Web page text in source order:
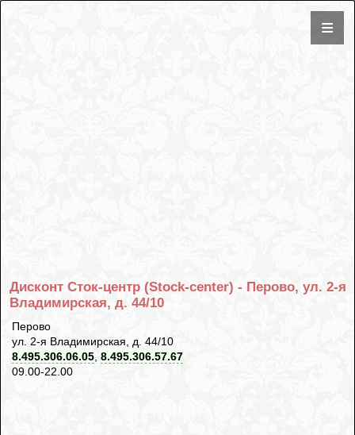
Дисконт Сток-центр (Stock-center) - Перово, ул. 2-я
Владимирская, д. 44/10
Перово
ул. 2-я Владимирская, д. 44/10
8.495.306.06.05, 8.495.306.57.67
09.00-22.00